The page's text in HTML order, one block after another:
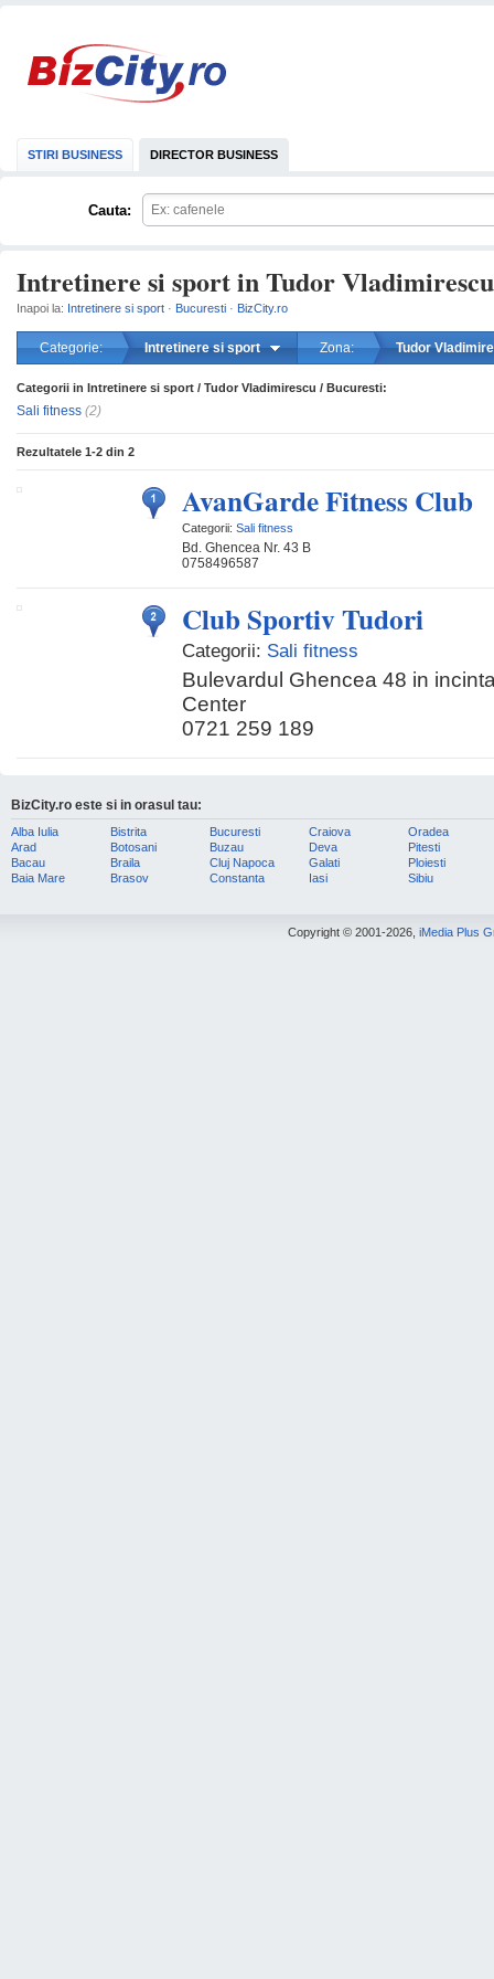
STIRI BUSINESS DIRECTOR BUSINESS
Cauta:
Intretinere si sport in Tudor
Inapoi la: Intretinere si sport · Bucuresti · BizCity.ro
Categorie: Intretinere si sport Zona: Tudor
Categorii in Intretinere si sport / Tudor Vladimirescu / Bucuresti:
Sali fitness (2)
Rezultatele 1-2 din 2
AvanGarde Fitness Club
Categorii: Sali fitness
Bd. Ghencea Nr. 43 B
0758496587
Club Sportiv Tudori
Categorii: Sali fitness
Bulevardul Ghencea 48 in
Center
0721 259 189
BizCity.ro este si in orasul tau:
Alba Iulia
Arad
Bacau
Baia Mare
Bistrita
Botosani
Braila
Brasov
Bucuresti
Buzau
Cluj Napoca
Constanta
Craiova
Deva
Galati
Iasi
Oradea
Pitesti
Ploiesti
Sibiu
Copyright © 2001-2026, iMedia Plus